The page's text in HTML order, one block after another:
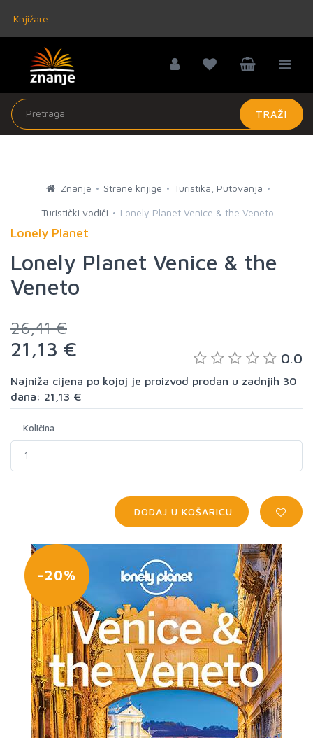
Knjižare
TRAŽI
Znanje Strane knjige Turistika, Putovanja
Turistički vodiči Lonely Planet Venice & the Veneto
Lonely Planet
Lonely Planet Venice & the
Veneto
26,41 €
21,13 € 0.0
Najniža cijena po kojoj je proizvod prodan u zadnjih 30
dana: 21,13 €
Količina
DODAJ U KOŠARICU
-20%